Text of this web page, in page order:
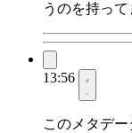
うのを持って
13:56
このメタデ